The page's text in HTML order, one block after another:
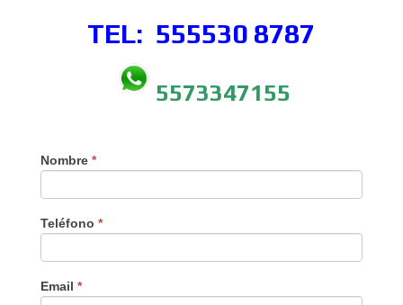
TEL: 555530 8787
5573347155
Nombre *
Teléfono *
Email *